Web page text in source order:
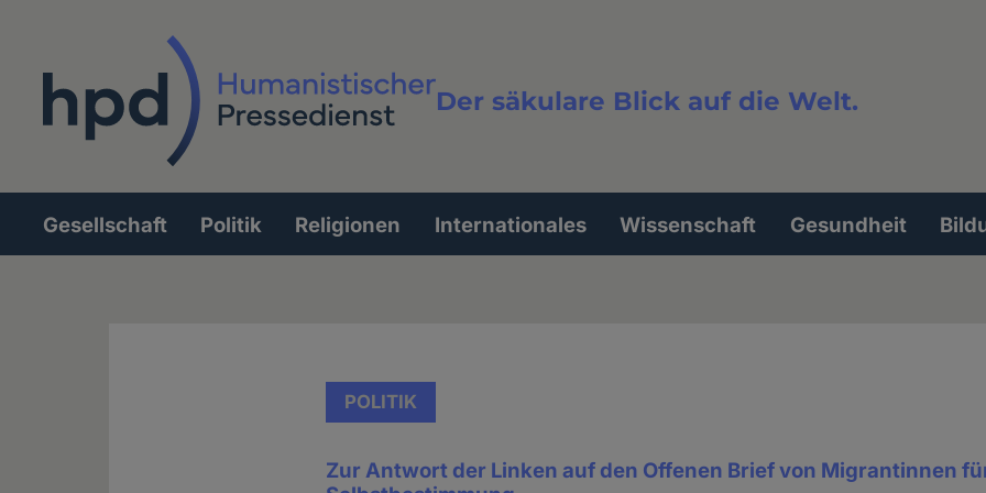
Der säkulare Blick auf die Welt.
Volltextsuche
Hauptnavigation
Gesellschaft Politik Religionen Internationales Wissenschaft Gesundheit
POLITIK
Zur Antwort der Linken auf den Offenen Brief von Migrantinnen